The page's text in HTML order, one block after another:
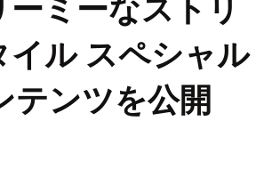
イル スペシャル
テンツを公開